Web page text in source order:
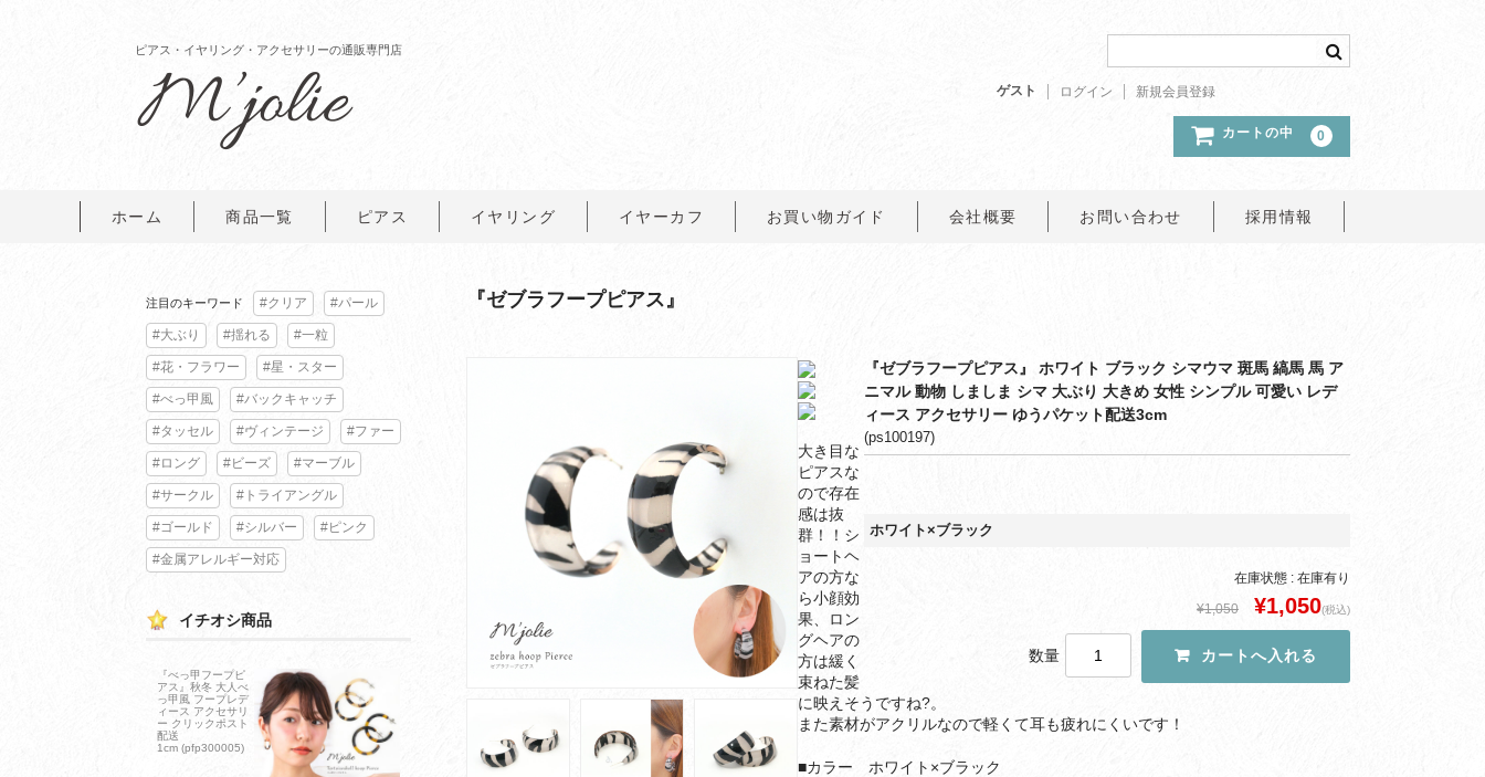
ピアス・イヤリング・アクセサリーの通販専門店
ゲスト ログイン 新規会員登録
カートの中 0
ホーム 商品一覧 ピアス イヤリング イヤーカフ お買い物ガイド 会社概要 お問い合わせ 採用情報
『ゼブラフープピアス』
『ゼブラフープピアス』 ホワイト ブラック シマウマ 斑馬 縞馬 馬 ア
ニマル 動物 しましま シマ 大ぶり 大きめ 女性 シンプル 可愛い レデ
ィース アクセサリー ゆうパケット配送3cm
(ps100197)
ホワイト×ブラック
在庫状態 : 在庫有り
¥1,050 ¥1,050(税込)
数量
大き目な
ピアスな
ので存在
感は抜
群！！シ
ョートヘ
アの方な
ら小顔効
果、ロン
グヘアの
方は緩く
束ねた髪
に映えそうですね?。
また素材がアクリルなので軽くて耳も疲れにくいです！
■カラー ホワイト×ブラック
注目のキーワード #クリア #パール
#大ぶり #揺れる #一粒
#花・フラワー #星・スター
#べっ甲風 #バックキャッチ
#タッセル #ヴィンテージ #ファー
#ロング #ビーズ #マーブル
#サークル #トライアングル
#ゴールド #シルバー #ピンク
#金属アレルギー対応
イチオシ商品
『べっ甲フープピ
アス』秋冬 大人べ
っ甲風 フープレデ
ィース アクセサリ
ー クリックポスト
配送
1cm (pfp300005)